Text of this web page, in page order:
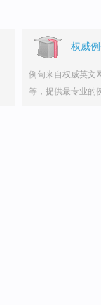
权威
例句来自权威英文
等，提供最专业的